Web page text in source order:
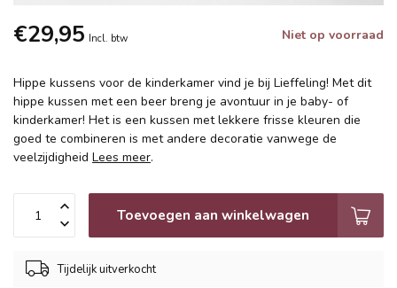
€29,95 Incl. btw Niet op voorraad
Hippe kussens voor de kinderkamer vind je bij Lieffeling! Met dit
hippe kussen met een beer breng je avontuur in je baby- of
kinderkamer! Het is een kussen met lekkere frisse kleuren die
goed te combineren is met andere decoratie vanwege de
veelzijdigheid Lees meer.
Toevoegen aan winkelwagen
Tijdelijk uitverkocht